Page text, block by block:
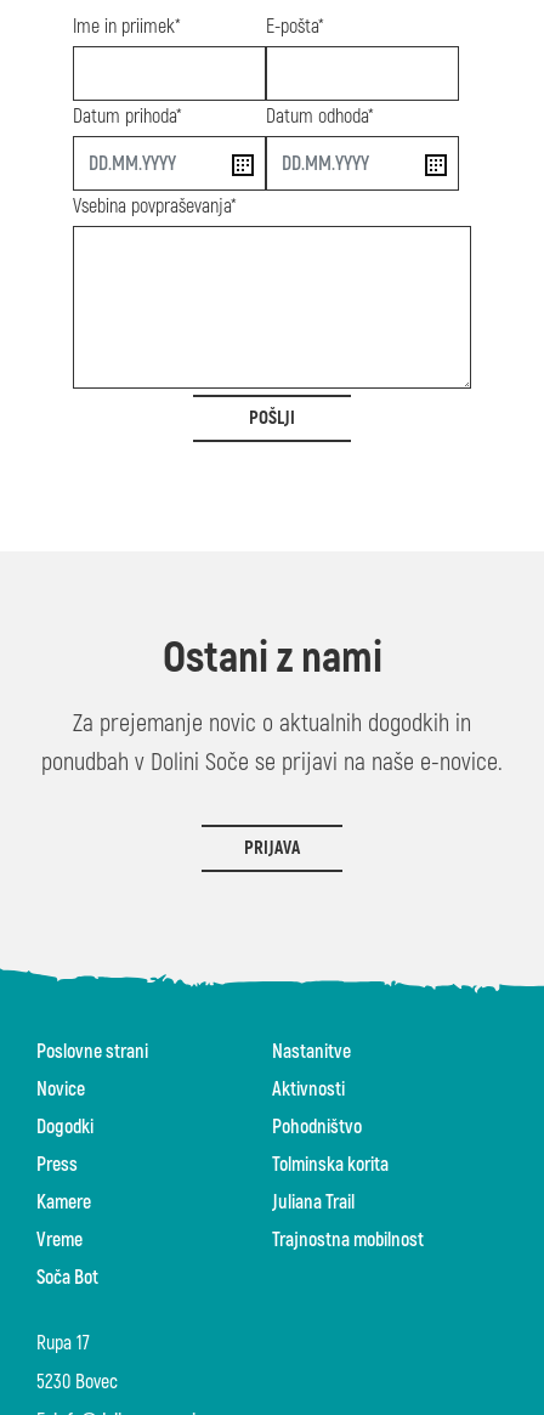
Ime in priimek* E-pošta*
Datum prihoda*
start
Datum odhoda*
end
Vsebina povpraševanja*
POŠLJI
Ostani z nami
Za prejemanje novic o aktualnih dogodkih in
ponudbah v Dolini Soče se prijavi na naše e-novice.
PRIJAVA
Rupa 17
5230 Bovec
Poslovne strani
Novice
Dogodki
Press
Kamere
Vreme
Soča Bot
Nastanitve
Aktivnosti
Pohodništvo
Tolminska korita
Juliana Trail
Trajnostna mobilnost